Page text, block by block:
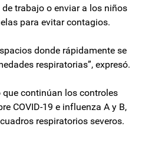
trabajo o enviar a los niños
para evitar contagios.
donde rápidamente se
respiratorias”, expresó.
continúan los controles
COVID-19 e influenza A y B,
respiratorios severos.